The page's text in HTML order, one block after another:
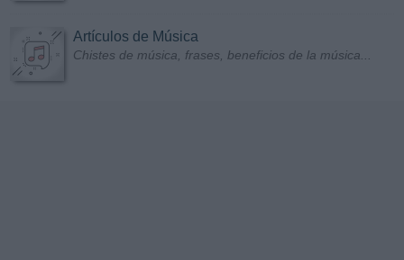
Artículos de Música
Chistes de música, frases, beneficios de la música...